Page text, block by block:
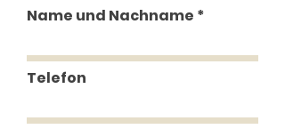
Name und Nachname
Telefon